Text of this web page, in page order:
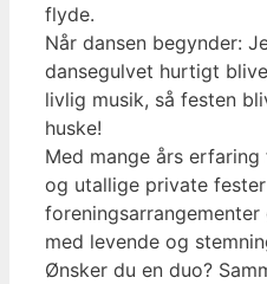
flyde.
Når dansen begynder:
dansegulvet hurtigt
livlig musik, så festen
huske!
Med mange års
og utallige private
med levende og
Ønsker du en duo?